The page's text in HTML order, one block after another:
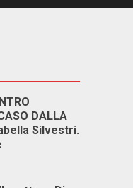
DALLA
Silvestri.